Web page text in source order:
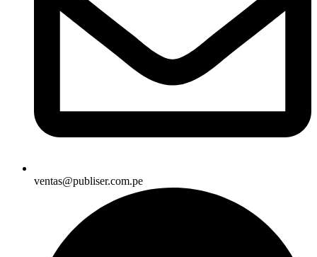
ventas@publiser.com.pe